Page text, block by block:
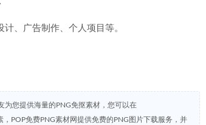
、广告制作、个人项目等。
为您提供海量的PNG免抠素材，您可以在
POP免费PNG素材网提供免费的PNG图片下载服务，并